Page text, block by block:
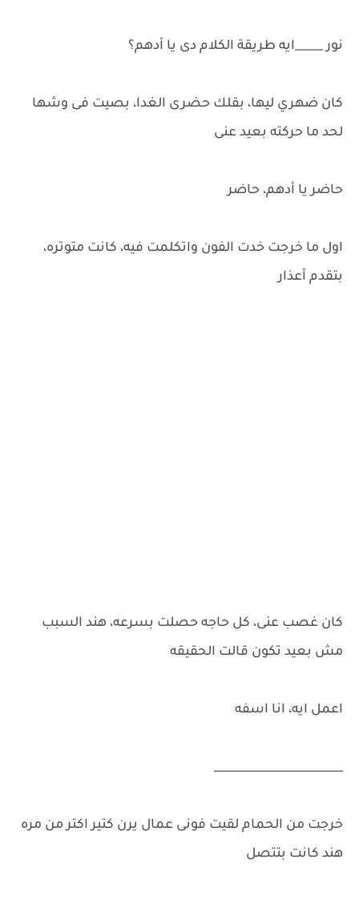
نور _____ايه طريقة الكلام دى يا أدهم؟
كان ضهري ليها، بقلك حضرى الغدا، بصيت فى وشها
لحد ما حركته بعيد عنى
حاضر يا أدهم، حاضر
اول ما خرجت خدت الفون واتكلمت فيه، كانت متوتره،
بتقدم أعذار
كان غصب عنى، كل حاجه حصلت بسرعه، هند السبب
مش بعيد تكون قالت الحقيقه
اعمل ايه، انا اسفه
_______________________
خرجت من الحمام لقيت فونى عمال يرن كتير اكتر من مره
هند كانت بتتصل